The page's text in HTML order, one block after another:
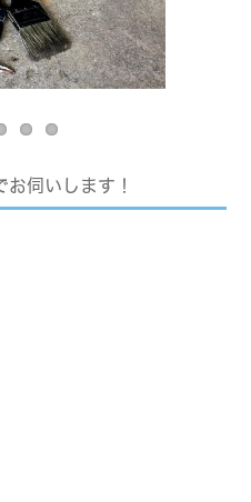
伺いします！